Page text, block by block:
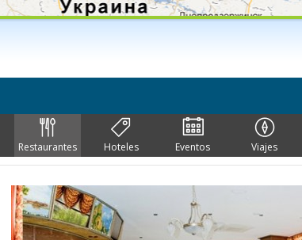
Restaurantes Hoteles Eventos Viajes